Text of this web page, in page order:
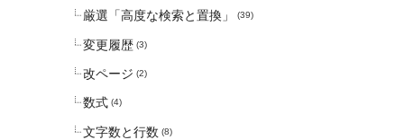
厳選「高度な検索と置換」 (39)
変更履歴 (3)
改ページ (2)
数式 (4)
文字数と行数 (8)